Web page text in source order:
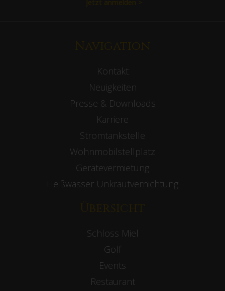
Jetzt anmelden >
Navigation
Kontakt
Neuigkeiten
Presse & Downloads
Karriere
Stromtankstelle
Wohnmobilstellplatz
Gerätevermietung
Heißwasser Unkrautvernichtung
Übersicht
Schloss Miel
Golf
Events
Restaurant